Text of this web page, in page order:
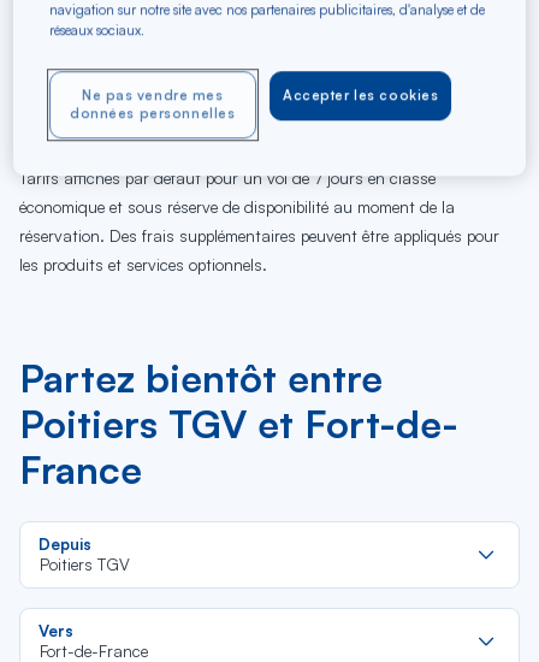
07
Ve
AOÛ
08
Sa
09
Di
10
Lu
11
12
13
Je
14
Ve
15
Sa
16
Di
Tarifs affichés par défaut pour un vol de 7 jours en classe
économique et sous réserve de disponibilité au moment de la
réservation. Des frais supplémentaires peuvent être appliqués pour
les produits et services optionnels.
Partez bientôt entre
Poitiers TGV et Fort-de-
France
Depuis
Poitiers TGV
Vers
Fort-de-France
navigation sur notre site avec nos partenaires publicitaires, d'analyse et de
réseaux sociaux.
Accepter les cookies
Ne pas vendre mes
données personnelles